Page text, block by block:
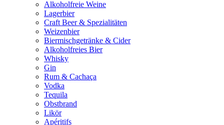
Alkoholfreie Weine
Lagerbier
Craft Beer & Spezialitäten
Weizenbier
Biermischgetränke & Cider
Alkoholfreies Bier
Whisky
Gin
Rum & Cachaça
Vodka
Tequila
Obstbrand
Likör
Apéritifs